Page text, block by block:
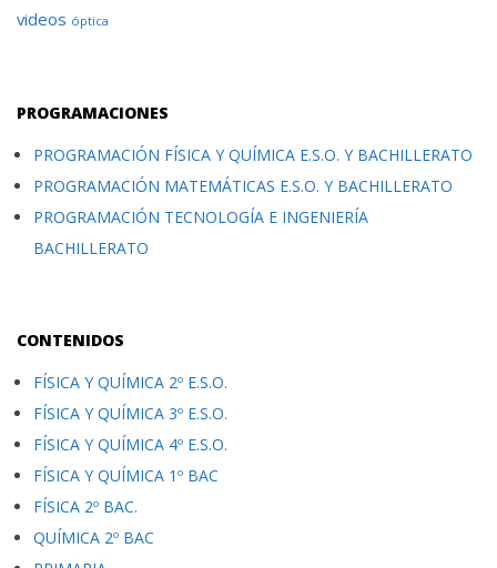
videos óptica
PROGRAMACIONES
PROGRAMACIÓN FÍSICA Y QUÍMICA E.S.O. Y BACHILLERATO
PROGRAMACIÓN MATEMÁTICAS E.S.O. Y BACHILLERATO
PROGRAMACIÓN TECNOLOGÍA E INGENIERÍA
BACHILLERATO
CONTENIDOS
FÍSICA Y QUÍMICA 2º E.S.O.
FÍSICA Y QUÍMICA 3º E.S.O.
FÍSICA Y QUÍMICA 4º E.S.O.
FÍSICA Y QUÍMICA 1º BAC
FÍSICA 2º BAC.
QUÍMICA 2º BAC